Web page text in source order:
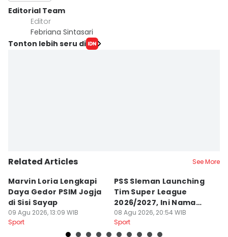
Editorial Team
Editor
Febriana Sintasari
Tonton lebih seru di
Related Articles See More
Marvin Loria Lengkapi
Daya Gedor PSIM Jogja
di Sisi Sayap
09 Agu 2026, 13:09 WIB
Sport
PSS Sleman Launching
Tim Super League
2026/2027, Ini Nama
Para Pemain
08 Agu 2026, 20:54 WIB
Sport